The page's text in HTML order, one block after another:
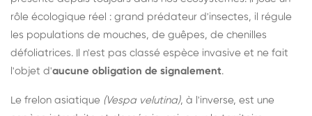
rôle écologique réel : grand prédateur d'insectes, il régule
les populations de mouches, de guêpes, de chenilles
défoliatrices. Il n'est pas classé espèce invasive et ne fait
l'objet d'aucune obligation de signalement.
Le frelon asiatique (Vespa velutina), à l'inverse, est une